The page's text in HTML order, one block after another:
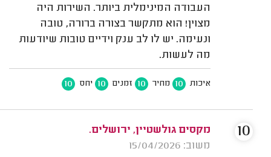
העבודה המינימלית ביותר. השירות היה
מצוין! הוא מתקשר בצורה ברורה, טובה
ונעימה. יש לו לב ענק וידיים טובות שיודעות
מה לעשות.
איכות 10 מחיר 10 זמנים 10 יחס 10
מקסים גולשטיין, ירושלים.
משוב: 15/04/2026
10